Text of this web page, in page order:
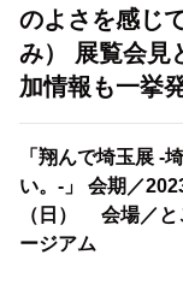
のよさを感じ
み） 展覧会見
加情報も一挙
「翔んで埼玉展 -
い。-」 会期／
（日） 会場／と
ージアム